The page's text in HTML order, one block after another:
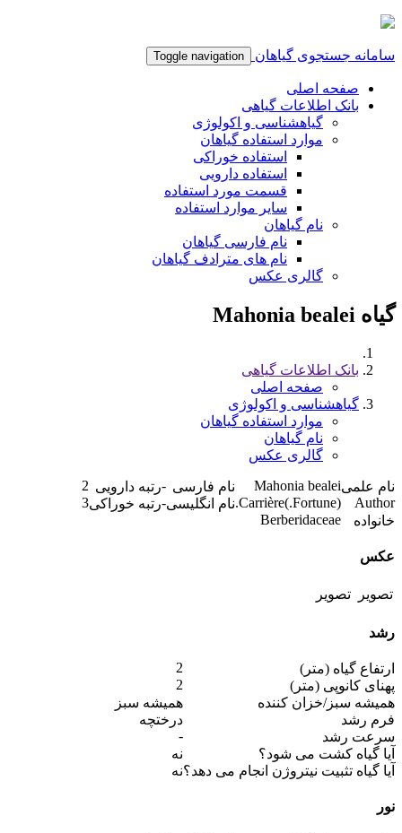
سامانه جستجوی گیاهان Toggle navigation
صفحه اصلی
بانک اطلاعات گیاهی
گیاهشناسی و اکولوژی
موارد استفاده گیاهان
استفاده خوراکی
استفاده دارویی
قسمت مورد استفاده
سایر موارد استفاده
نام گیاهان
نام فارسی گیاهان
نام های مترادف گیاهان
گالری عکس
گیاه Mahonia bealei
بانک اطلاعات گیاهی
صفحه اصلی
گیاهشناسی و اکولوژی
موارد استفاده گیاهان
نام گیاهان
گالری عکس
نام علمیMahonia bealei نام فارسی -رتبه دارویی 2
Author
(Fortune.)Carrière. نام انگلیسی-رتبه خوراکی3
خانواده
Berberidaceae
عکس
رشد
ارتفاع گیاه (متر)
2
پهنای کانوپی (متر)
2
همیشه سبز/خزان کننده
همیشه سبز
فرم رشد
درختچه
سرعت رشد
-
آیا گیاه کشت می شود؟
نه
آیا گیاه تثبیت نیتروژن انجام می دهد؟نه
نور